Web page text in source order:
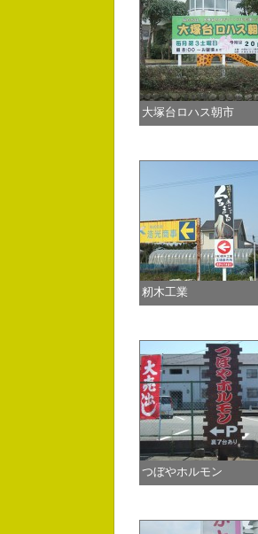
大塚台ロハス朝市
籾木工業
つぼやホルモン